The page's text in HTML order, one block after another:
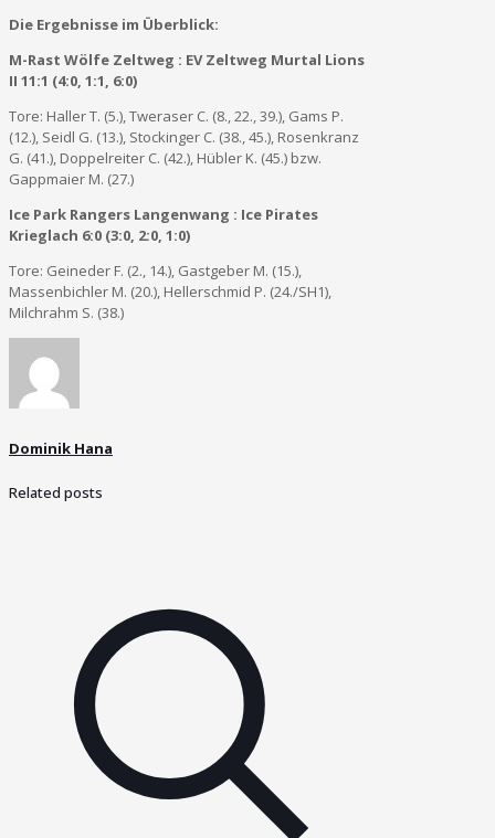
Die Ergebnisse im Überblick:
M-Rast Wölfe Zeltweg : EV Zeltweg Murtal Lions
II 11:1 (4:0, 1:1, 6:0)
Tore: Haller T. (5.), Tweraser C. (8., 22., 39.), Gams P.
(12.), Seidl G. (13.), Stockinger C. (38., 45.), Rosenkranz
G. (41.), Doppelreiter C. (42.), Hübler K. (45.) bzw.
Gappmaier M. (27.)
Ice Park Rangers Langenwang : Ice Pirates
Krieglach 6:0 (3:0, 2:0, 1:0)
Tore: Geineder F. (2., 14.), Gastgeber M. (15.),
Massenbichler M. (20.), Hellerschmid P. (24./SH1),
Milchrahm S. (38.)
Dominik Hana
Related posts